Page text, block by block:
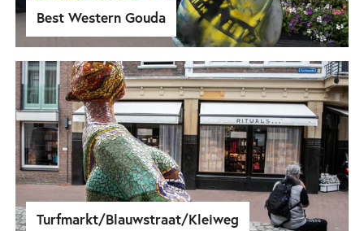
Best Western Gouda
Turfmarkt/Blauwstraat/Kleiweg